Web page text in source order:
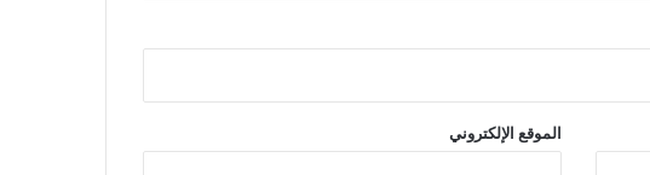
الموقع الإلكتروني